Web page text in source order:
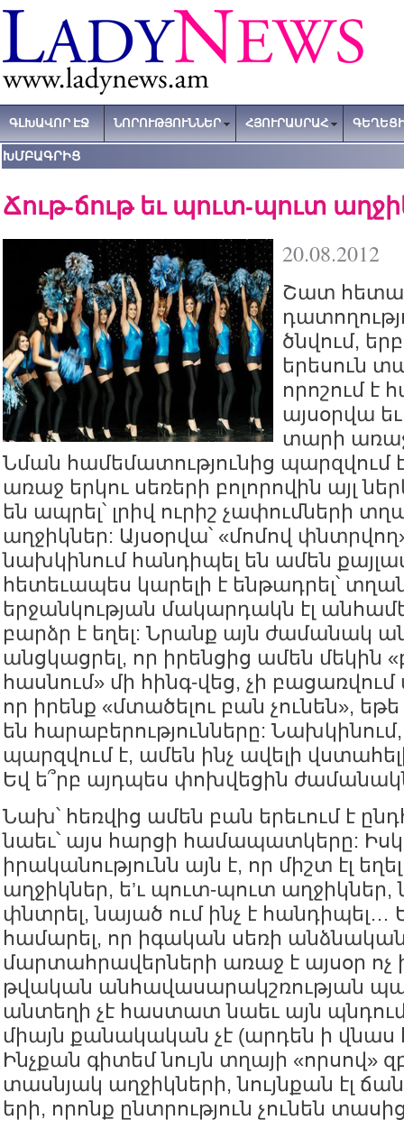
ԳԼԽԱՎՈՐ ԷՋ ՆՈՐՈՒԹՅՈՒՆՆԵՐ ՀՅՈՒՐԱՍՐԱՀ
ԽՄԲԱԳՐԻՑ
Ճութ-ճութ եւ պուտ-պուտ
20.08.2012
Շատ
ծնվում,
երեսուն
որոշում է
այսօրվա
տարի
Նման համեմատությունից պարզվում
առաջ երկու սեռերի բոլորովին այլ
են ապրել՝ լրիվ ուրիշ չափումների
աղջիկներ: Այսօրվա՝ «մոմով
նախկինում հանդիպել են ամեն
հետեւապես կարելի է ենթադրել՝
երջանկության մակարդակն էլ
բարձր է եղել: Նրանք այն ժամանակ
անցկացրել, որ իրենցից ամեն մեկին
հասնում» մի հինգ-վեց, չի
որ իրենք «մտածելու բան չունեն»,
են հարաբերությունները:
պարզվում է, ամեն ինչ ավելի
Եվ ե՞րբ այդպես փոխվեցին
Նախ՝ հեռվից ամեն բան երեւում է
նաեւ՝ այս հարցի համապատկերը: Իսկ
իրականությունն այն է, որ միշտ էլ
աղջիկներ, ե’ւ պուտ-պուտ աղջիկներ,
փնտրել, նայած ում ինչ է հանդիպել…
համարել, որ իգական սեռի
մարտահրավերների առաջ է այսօր ոչ
թվական անհավասարակշռության
անտեղի չէ հաստատ նաեւ այն
միայն քանակական չէ (արդեն ի
Ինչքան գիտեմ նույն տղայի «որսով»
տասնյակ աղջիկների, նույնքան էլ
երի, որոնք ընտրություն չունեն